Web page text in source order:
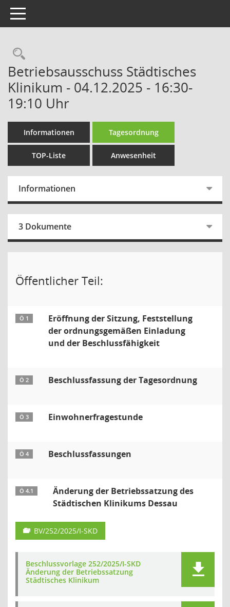
Toggle navigation
Rechercheauswahl
Betriebsausschuss Städtisches
Klinikum - 04.12.2025 - 16:30-
19:10 Uhr
Informationen Tagesordnung
TOP-Liste Anwesenheit
Informationen
3 Dokumente
Öffentlicher Teil:
Ö 1
Eröffnung der Sitzung, Feststellung
der ordnungsgemäßen Einladung
und der Beschlussfähigkeit
Ö 2 Beschlussfassung der Tagesordnung
Ö 3 Einwohnerfragestunde
Ö 4 Beschlussfassungen
Ö 4.1
Änderung der Betriebssatzung des
Städtischen Klinikums Dessau
BV/252/2025/I-SKD
Beschlussvorlage 252/2025/I-SKD
Änderung der Betriebssatzung
Städtisches Klinikum